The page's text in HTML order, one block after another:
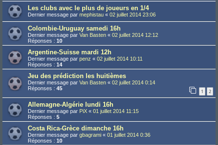
Les clubs avec le plus de joueurs en 1/4
Dernier message par mephistau « 02 juillet 2014 23:06
Colombie-Uruguay samedi 16h
Dernier message par Van Basten « 02 juillet 2014 12:12
Réponses : 10
Argentine-Suisse mardi 12h
Dernier message par penz « 02 juillet 2014 10:11
Réponses : 14
Jeu des prédiction les huitièmes
Dernier message par Van Basten « 02 juillet 2014 0:14
Réponses : 45 1 2
Allemagne-Algérie lundi 16h
Dernier message par PiX « 01 juillet 2014 11:15
Réponses : 5
Costa Rica-Grèce dimanche 16h
Dernier message par gbagrami « 01 juillet 2014 0:36
Réponses : 10